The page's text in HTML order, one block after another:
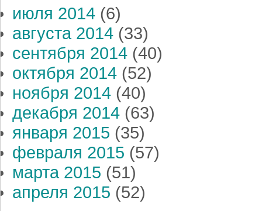
июля 2014 (6)
августа 2014 (33)
сентября 2014 (40)
октября 2014 (52)
ноября 2014 (40)
декабря 2014 (63)
января 2015 (35)
февраля 2015 (57)
марта 2015 (51)
апреля 2015 (52)